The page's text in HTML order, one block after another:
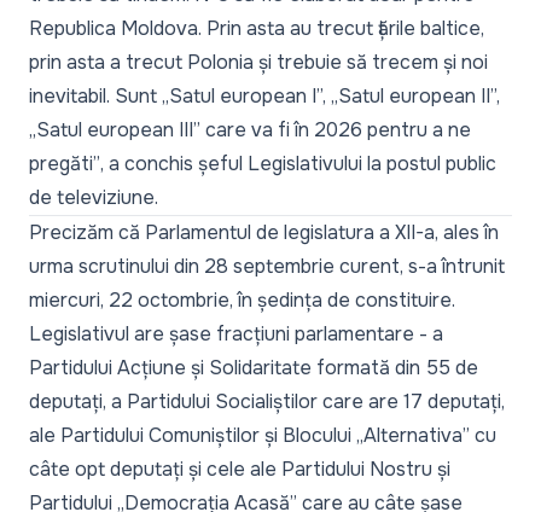
Republica Moldova. Prin asta au trecut țările baltice,
prin asta a trecut Polonia și trebuie să trecem și noi
inevitabil. Sunt „Satul european I”, „Satul european II”,
„Satul european III” care va fi în 2026 pentru a ne
pregăti”, a conchis șeful Legislativului la postul public
de televiziune.
Precizăm că Parlamentul de legislatura a XII-a, ales în
urma scrutinului din 28 septembrie curent, s-a întrunit
miercuri, 22 octombrie, în ședința de constituire.
Legislativul are șase fracțiuni parlamentare - a
Partidului Acțiune și Solidaritate formată din 55 de
deputați, a Partidului Socialiștilor care are 17 deputați,
ale Partidului Comuniștilor și Blocului „Alternativa” cu
câte opt deputați și cele ale Partidului Nostru și
Partidului „Democrația Acasă” care au câte șase